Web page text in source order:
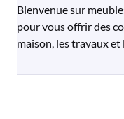
Bienvenue sur
pour vous offrir des
maison, les travaux